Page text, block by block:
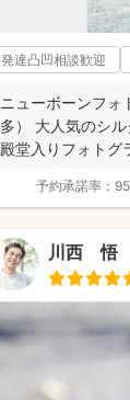
発達凸凹相談歓迎
ニューボーンフォ
多） 大人気のシ
殿堂入りフォト
予約承諾率：
川西 悟